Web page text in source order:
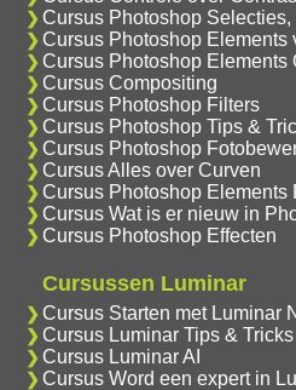
Cursus Photoshop
Cursus Photoshop Elements
Cursus Photoshop Elements
Cursus Compositing
Cursus Photoshop Filters
Cursus Photoshop Tips &
Cursus Photoshop
Cursus Alles over Curven
Cursus Photoshop Elements
Cursus Wat is er nieuw in
Cursus Photoshop Effecten
Cursussen Luminar
Cursus Starten met Luminar
Cursus Luminar Tips & Tricks
Cursus Luminar AI
Cursus Word een expert in